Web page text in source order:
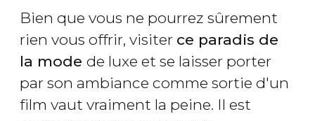
Bien que vous ne pourrez sûrement
rien vous offrir, visiter ce paradis de
la mode de luxe et se laisser porter
par son ambiance comme sortie d'un
film vaut vraiment la peine. Il est